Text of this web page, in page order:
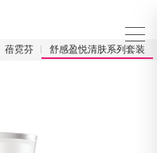
蓓霓芬 舒感盈悦清肤系列套装